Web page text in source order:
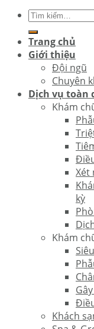
Trang chủ
Giới thiệu
Đội ngũ
Chuyên
Dịch vụ toàn
Khám
Xét
kỳ
Khám
Khách